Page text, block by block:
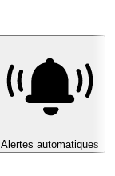
Alertes automatiques